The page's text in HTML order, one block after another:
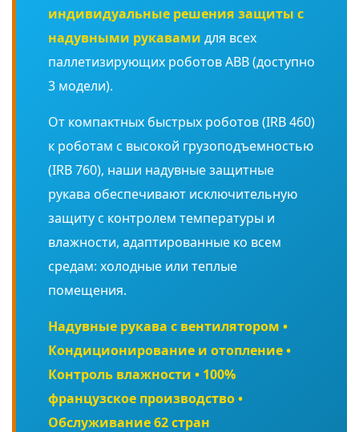
индивидуальные решения защиты с
надувными рукавами для всех
паллетизирующих роботов ABB (доступно
3 модели).
От компактных быстрых роботов (IRB 460)
к роботам с высокой грузоподъемностью
(IRB 760), наши надувные защитные
рукава обеспечивают исключительную
защиту с контролем температуры и
влажности, адаптированные ко всем
средам: холодные или теплые
помещения.
Надувные рукава с вентилятором •
Кондиционирование и отопление •
Контроль влажности • 100%
французское производство •
Обслуживание 62 стран